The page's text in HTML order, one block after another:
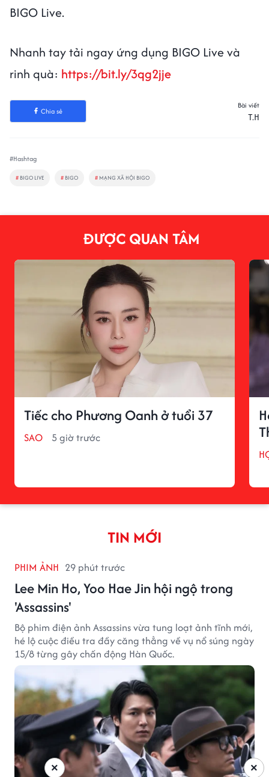
BIGO Live.
Nhanh tay tải ngay ứng dụng BIGO Live và
rinh quà: https://bit.ly/3qg2jje
Chia sẻ
Bài viết
T.H
#Hashtag
# BIGO LIVE # BIGO # MẠNG XÃ HỘI BIGO
ĐƯỢC QUAN TÂM
Tiếc cho Phương Oanh ở tuổi 37
SAO 5 giờ trước
TIN MỚI
PHIM ẢNH 29 phút trước
Lee Min Ho, Yoo Hae Jin hội ngộ trong
'Assassins'
Bộ phim điện ảnh Assassins vừa tung loạt ảnh tĩnh mới,
hé lộ cuộc điều tra đầy căng thẳng về vụ nổ súng ngày
15/8 từng gây chấn động Hàn Quốc.
×
×